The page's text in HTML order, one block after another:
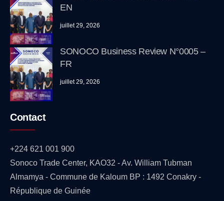
EN
juillet 29, 2026
SONOCO Business Review N°0005 –
FR
juillet 29, 2026
Contact
+224 621 001 900
Sonoco Trade Center, KAO32 - Av. William Tubman
Almamya - Commune de Kaloum BP : 1492 Conakry -
République de Guinée